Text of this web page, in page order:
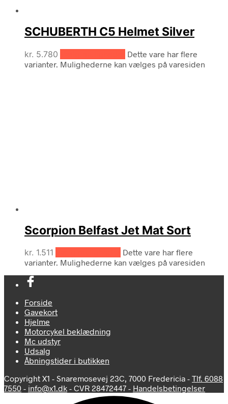
SCHUBERTH C5 Helmet Silver
kr. 5.780
Dette vare har flere
varianter. Mulighederne kan vælges på varesiden
Scorpion Belfast Jet Mat Sort
kr. 1.511
Dette vare har flere
varianter. Mulighederne kan vælges på varesiden
Forside
Gavekort
Hjelme
Motorcykel beklædning
Mc udstyr
Udsalg
Åbningstider i butikken
Copyright X1 - Snaremosevej 23C, 7000 Fredericia - Tlf. 6088
7550 - info@x1.dk - CVR 28472447 - Handelsbetingelser